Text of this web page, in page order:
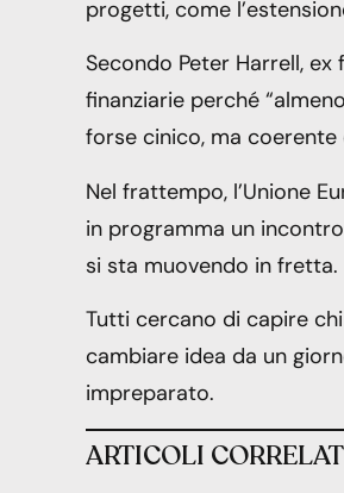
progetti, come
Secondo Peter Harrell,
finanziarie perché
forse cinico, ma
Nel frattempo, l’Unione
in programma un
si sta muovendo in fretta.
Tutti cercano di capire
cambiare idea da un
impreparato.
ARTICOLI